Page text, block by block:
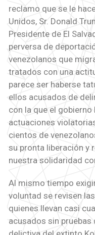
reclamo que se le
Unidos, Sr. Donald
Presidente de El
perversa de
venezolanos que
tratados con una
parece ser haberse
ellos acusados de
con la que el
actuaciones
cientos de
su pronta liberación y
nuestra solidaridad
Al mismo tiempo
voluntad se revisen
quienes llevan casi
acusados sin pruebas